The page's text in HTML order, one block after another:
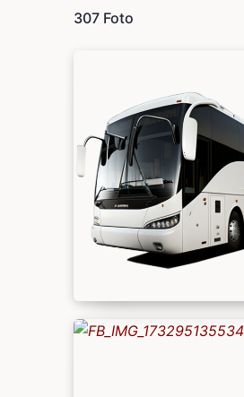
307 Foto